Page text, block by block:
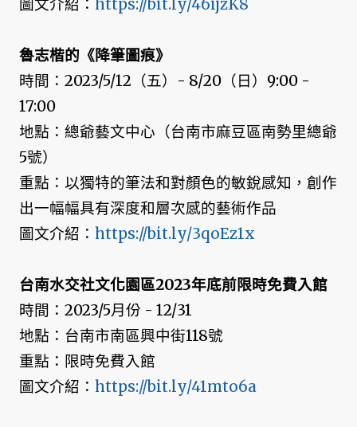
圖文介紹： https://bit.ly/46ijzK8
魯志楷的《降筆圖痕》
時間：2023/5/12（五）- 8/20（日）9:00 -
17:00
地點：總爺藝文中心（台南市麻豆區南勢里總爺
5號）
重點：以獨特的筆法和對顏色的敏銳感知，創作
出一幅幅具有深度和層次感的藝術作品
圖文介紹： https://bit.ly/3qoEz1x
台南水交社文化園區2023年底前限時免費入館
時間：2023/5月份 - 12/31
地點：台南市南區興中街118號
重點：限時免費入館
圖文介紹： https://bit.ly/41mto6a